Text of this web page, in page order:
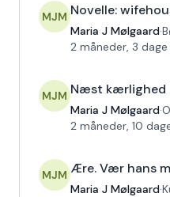
MJM Novelle:
Maria J Mølgaard·
2 måneder, 3 dage
MJM Næst kærlighed
Maria J Mølgaard·
2 måneder, 10
MJM Ære. Vær hans
Maria J Mølgaard·